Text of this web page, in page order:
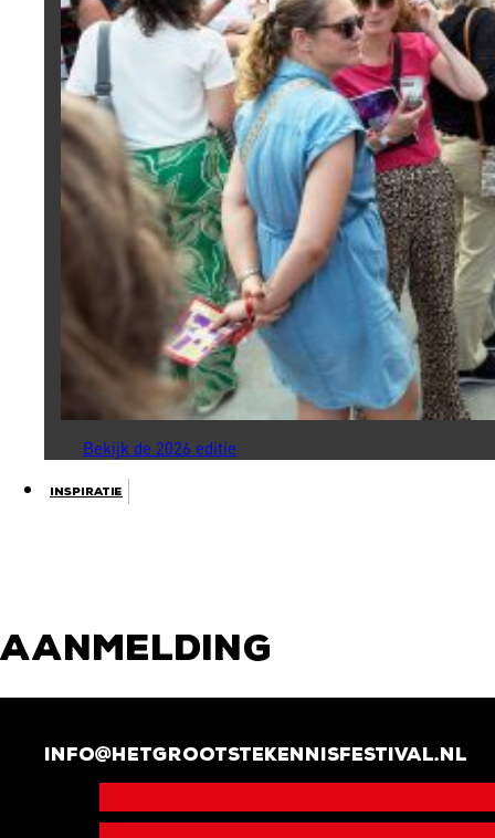
Bekijk de 2026 editie
Inspiratie
Aanmelding
info@hetgrootstekennisfestival.nl